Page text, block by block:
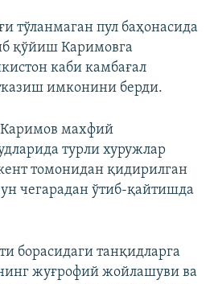
тўланмаган пул баҳонасида
қўйиш Каримовга
каби камбағал
имконини берди.
махфий
турли хуружлар
томонидан қидирилган
чегарадан ўтиб-қайтишда
борасидаги танқидларга
жуғрофий жойлашуви ва